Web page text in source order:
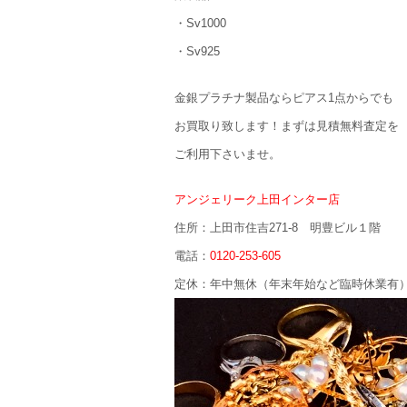
・Sv1000
・Sv925
金銀プラチナ製品ならピアス1点からでも
お買取り致します！まずは見積無料査定を
ご利用下さいませ。
アンジェリーク上田インター店
住所：上田市住吉271-8 明豊ビル１階
電話： 0120-253-605
定休：年中無休（年末年始など臨時休業有